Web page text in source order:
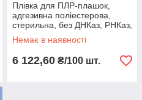
Плівка для ПЛР-плашок,
адгезивна поліестерова,
стерильна, без ДНКаз, РНКаз,
прозора (100 шт)
Немає в наявності
6 122,60 ₴/100 шт.